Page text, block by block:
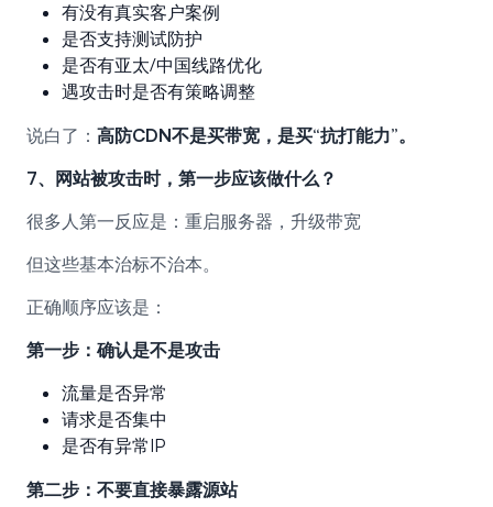
有没有真实客户案例
是否支持测试防护
是否有亚太/中国线路优化
遇攻击时是否有策略调整
说白了： 高防CDN不是买带宽，是买“抗打能力”。
7、网站被攻击时，第一步应该做什么？
很多人第一反应是：重启服务器，升级带宽
但这些基本治标不治本。
正确顺序应该是：
第一步：确认是不是攻击
流量是否异常
请求是否集中
是否有异常IP
第二步：不要直接暴露源站